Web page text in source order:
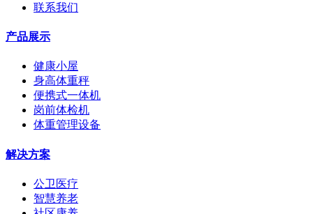
联系我们
产品展示
健康小屋
身高体重秤
便携式一体机
岗前体检机
体重管理设备
解决方案
公卫医疗
智慧养老